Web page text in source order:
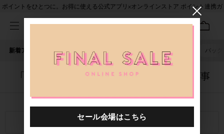
ポイントをひとつに。お得に使える公式アプリ×オンラインストア ポイント連携ガ
新着アイテム 人気ワード セール 40th限定 バッグ
「1045301.2610008.0999」に関する記事
関連キーワード